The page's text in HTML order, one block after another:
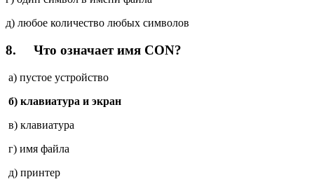
д) любое количество любых символов
8. Что означает имя CON?
a) пустое устройство
б) клавиатура и экран
в) клавиатура
г) имя файла
д) принтер